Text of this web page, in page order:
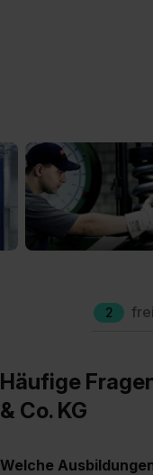
2
Häufige
& Co. KG
Welche